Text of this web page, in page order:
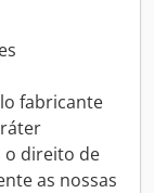
fabricante
o direito de
as nossas